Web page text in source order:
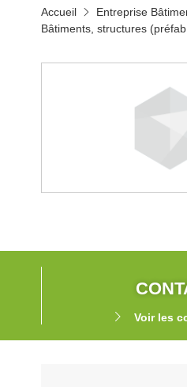
Accueil Entreprise
Bâtiments, structures
Voir les